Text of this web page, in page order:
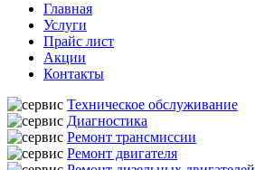
Главная
Услуги
Прайс лист
Акции
Контакты
Техническое обслуживание
Диагностика
Ремонт трансмиссии
Ремонт двигателя